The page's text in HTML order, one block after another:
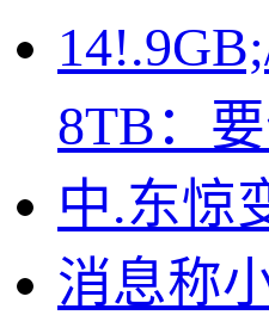
8TB：
中.东惊
消息称